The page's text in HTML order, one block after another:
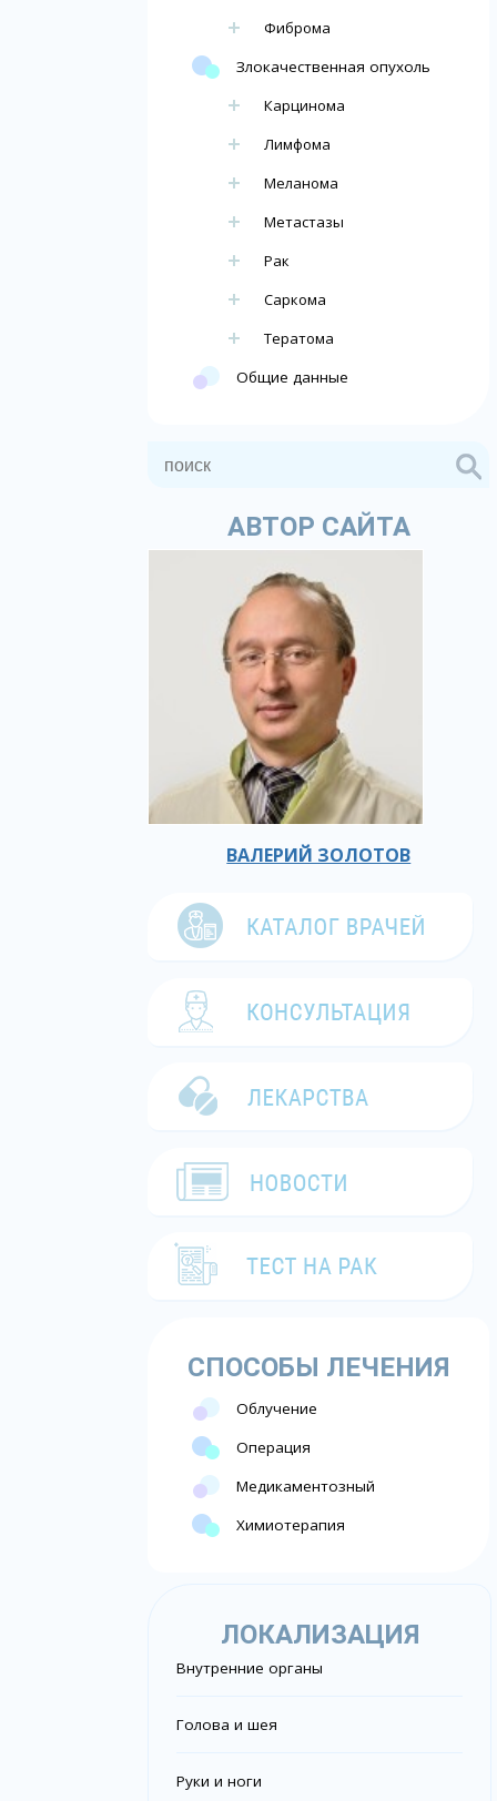
Фиброма
Злокачественная опухоль
Карцинома
Лимфома
Меланома
Метастазы
Рак
Саркома
Тератома
Общие данные
АВТОР САЙТА
ВАЛЕРИЙ ЗОЛОТОВ
СПОСОБЫ ЛЕЧЕНИЯ
Облучение
Операция
Медикаментозный
Химиотерапия
ЛОКАЛИЗАЦИЯ
Внутренние органы
Голова и шея
Руки и ноги